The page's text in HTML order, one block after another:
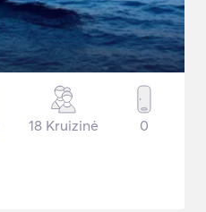
18 Kruizinė 0